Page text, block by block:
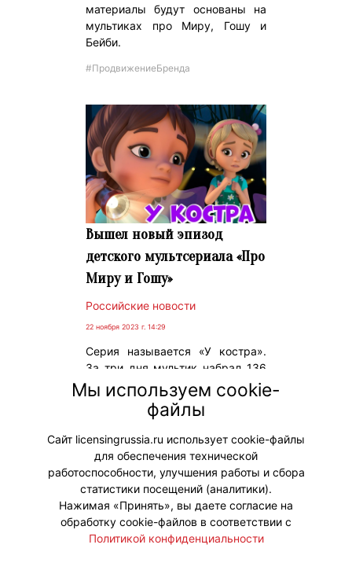
материалы будут основаны на
мультиках про Миру, Гошу и
Бейби.
#ПродвижениеБренда
Вышел новый эпизод
детского мультсериала «Про
Миру и Гошу»
Российские новости
22 ноября 2023 г. 14:29
Серия называется «У костра».
За три дня мультик набрал 136
тысяч просмотров на YouTube.
#ПродвижениеБренда
<< < 1 2 >
Мы используем cookie-
файлы
Сайт licensingrussia.ru использует cookie-файлы
для обеспечения технической
работоспособности, улучшения работы и сбора
статистики посещений (аналитики).
Нажимая «Принять», вы даете согласие на
обработку cookie-файлов в соответствии с
Политикой конфиденциальности